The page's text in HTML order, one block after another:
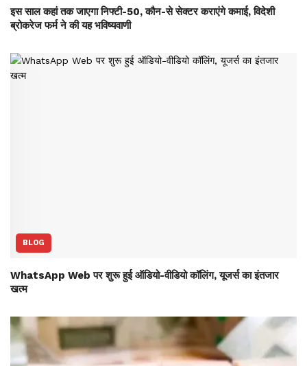
इस साल कहां तक जाएगा निफ्टी-50, कौन-से सेक्‍टर कराएंगे कमाई, विदेशी
ब्रोकरेज फर्म ने की यह भविष्‍यवाणी
BLOG
WhatsApp Web पर शुरू हुई ऑडियो-वीडियो कॉलिंग, यूजर्स का इंतजार
खत्म